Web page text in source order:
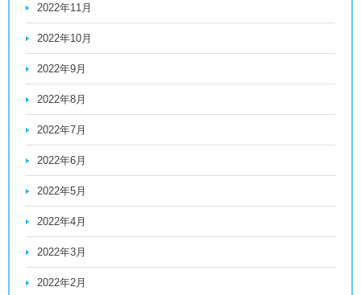
2022年11月
2022年10月
2022年9月
2022年8月
2022年7月
2022年6月
2022年5月
2022年4月
2022年3月
2022年2月